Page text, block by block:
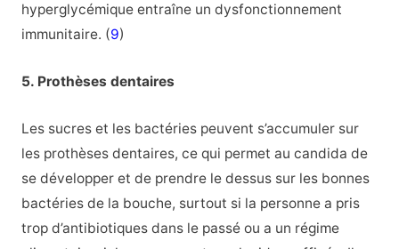
hyperglycémique entraîne un dysfonctionnement
immunitaire. (9)
5. Prothèses dentaires
Les sucres et les bactéries peuvent s’accumuler sur
les prothèses dentaires, ce qui permet au candida de
se développer et de prendre le dessus sur les bonnes
bactéries de la bouche, surtout si la personne a pris
trop d’antibiotiques dans le passé ou a un régime